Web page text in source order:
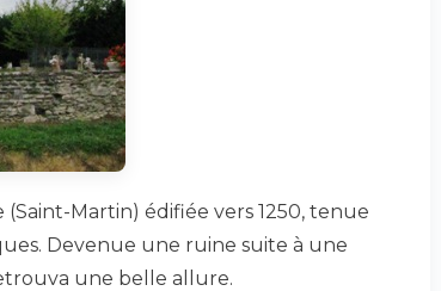
Martin) édifiée vers 1250, tenue
Devenue une ruine suite à une
une belle allure.